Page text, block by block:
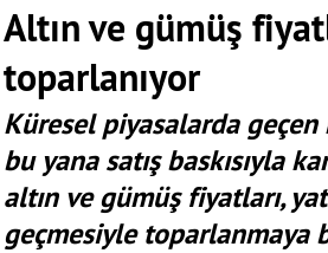
Altın ve gümüş
toparlanıyor
Küresel piyasalarda
bu yana satış baskısıyla
altın ve gümüş fiyatları,
geçmesiyle toparlanmaya